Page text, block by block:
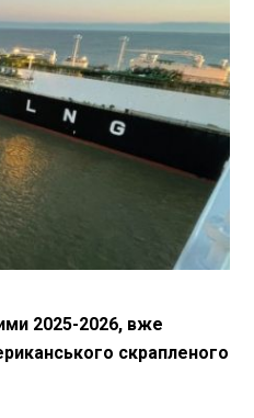
2025-2026, вже
скрапленого